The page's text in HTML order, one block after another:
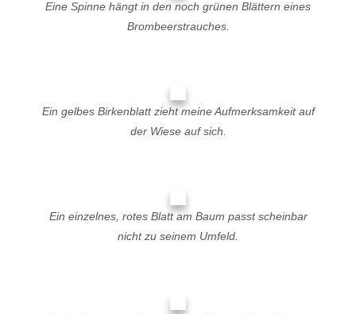
Eine Spinne hängt in den noch grünen Blättern eines
Brombeerstrauches.
Ein gelbes Birkenblatt zieht meine Aufmerksamkeit auf
der Wiese auf sich.
Ein einzelnes, rotes Blatt am Baum passt scheinbar
nicht zu seinem Umfeld.